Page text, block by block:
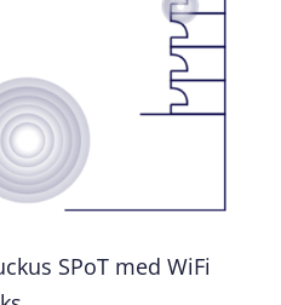
SPoT med WiFi